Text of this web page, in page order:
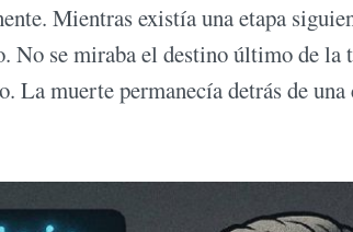
Mientras existía una etapa
se miraba el destino último de la
La muerte permanecía detrás de